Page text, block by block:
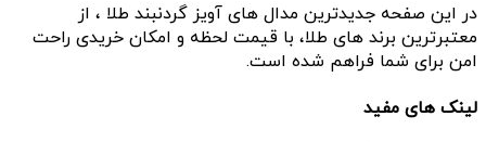
در این صفحه جدیدترین مدال های آویز گردنبند طلا ، از
معتبرترین برند های طلا، با قیمت لحظه و امکان خریدی راحت
امن برای شما فراهم شده است.
لینک های مفید